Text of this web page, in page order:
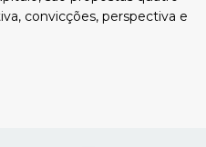
convicções, perspectiva e